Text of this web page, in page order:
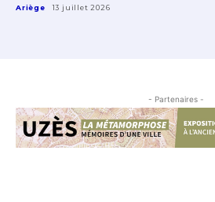
Ariège 13 juillet 2026
- Partenaires -